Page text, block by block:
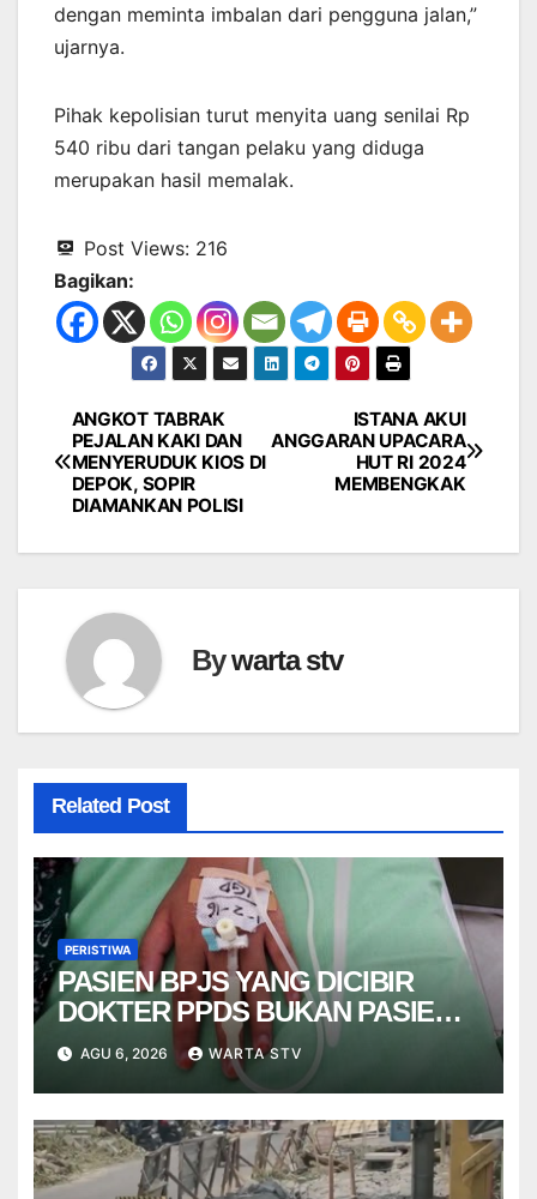
dengan meminta imbalan dari pengguna jalan,”
ujarnya.
Pihak kepolisian turut menyita uang senilai Rp
540 ribu dari tangan pelaku yang diduga
merupakan hasil memalak.
Post Views: 216
Bagikan:
Navigasi
pos
ISTANA AKUI
ANGGARAN UPACARA
HUT RI 2024
MEMBENGKAK
ANGKOT TABRAK
PEJALAN KAKI DAN
MENYERUDUK KIOS DI
DEPOK, SOPIR
DIAMANKAN POLISI
Bywarta stv
Related Post
PERISTIWA
PASIEN BPJS YANG DICIBIR
DOKTER PPDS BUKAN PASIEN
RSUP DR. SARDJITO
AGU 6, 2026 WARTA STV